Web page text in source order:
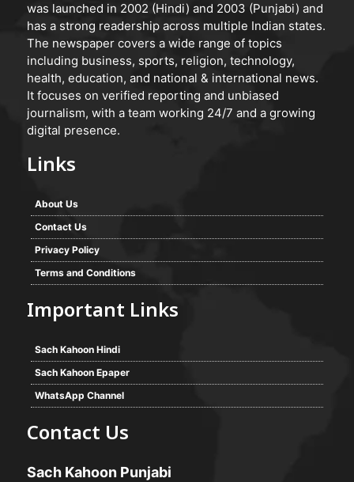
was launched in 2002 (Hindi) and 2003 (Punjabi) and
has a strong readership across multiple Indian states.
The newspaper covers a wide range of topics
including business, sports, religion, technology,
health, education, and national & international news.
It focuses on verified reporting and unbiased
journalism, with a team working 24/7 and a growing
digital presence.
Links
About Us
Contact Us
Privacy Policy
Terms and Conditions
Important Links
Sach Kahoon Hindi
Sach Kahoon Epaper
WhatsApp Channel
Contact Us
Sach Kahoon Punjabi